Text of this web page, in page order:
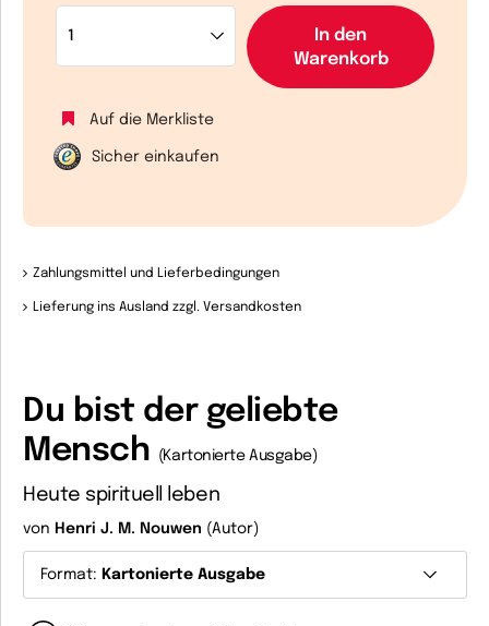
In den
Warenkorb
Auf die Merkliste
Sicher einkaufen
Zahlungsmittel und Lieferbedingungen
Lieferung ins Ausland zzgl. Versandkosten
Du bist der geliebte
Mensch
(Kartonierte Ausgabe)
Heute spirituell leben
von Henri J. M. Nouwen (Autor)
Format: Kartonierte Ausgabe